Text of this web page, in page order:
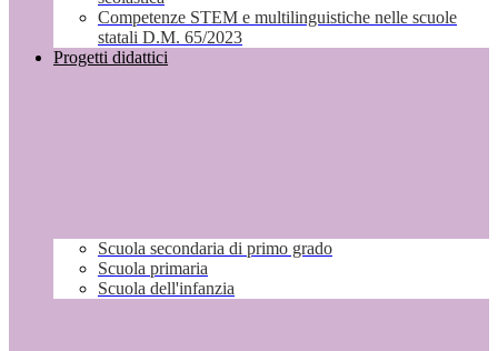
Competenze STEM e multilinguistiche nelle scuole
statali D.M. 65/2023
Progetti didattici
Scuola secondaria di primo grado
Scuola primaria
Scuola dell'infanzia